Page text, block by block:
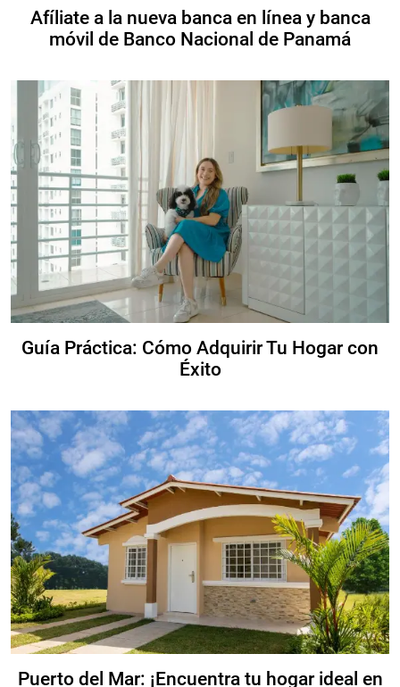
Afíliate a la nueva banca en línea y banca
móvil de Banco Nacional de Panamá
Guía Práctica: Cómo Adquirir Tu Hogar con
Éxito
Puerto del Mar: ¡Encuentra tu hogar ideal en